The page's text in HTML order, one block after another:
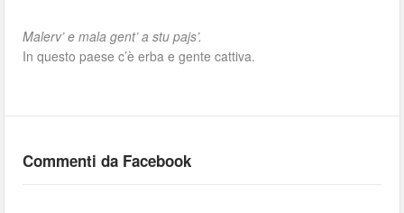
Malerv’ e mala gent’ a stu pajs’.
In questo paese c’è erba e gente cattiva.
Commenti da Facebook